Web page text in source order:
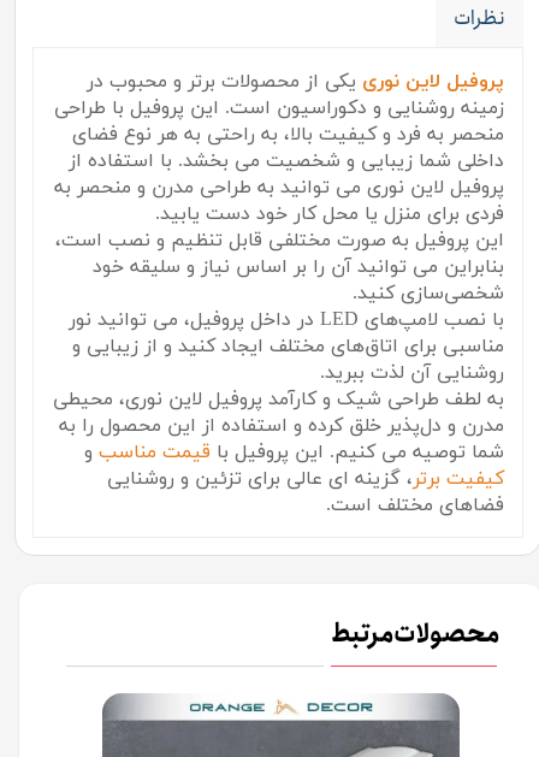
نظرات
پروفیل لاین نوری یکی از محصولات برتر و محبوب در
زمینه روشنایی و دکوراسیون است. این پروفیل با طراحی
منحصر به فرد و کیفیت بالا، به راحتی به هر نوع فضای
داخلی شما زیبایی و شخصیت می بخشد. با استفاده از
پروفیل لاین نوری می توانید به طراحی مدرن و منحصر به
فردی برای منزل یا محل کار خود دست یابید.
این پروفیل به صورت مختلفی قابل تنظیم و نصب است،
بنابراین می توانید آن را بر اساس نیاز و سلیقه خود
شخصی‌سازی کنید.
با نصب لامپ‌های LED در داخل پروفیل، می توانید نور
مناسبی برای اتاق‌های مختلف ایجاد کنید و از زیبایی و
روشنایی آن لذت ببرید.
به لطف طراحی شیک و کارآمد پروفیل لاین نوری، محیطی
مدرن و دل‌پذیر خلق کرده و استفاده از این محصول را به
شما توصیه می کنیم. این پروفیل با قیمت مناسب و
کیفیت برتر، گزینه ای عالی برای تزئین و روشنایی
فضاهای مختلف است.
محصولات مرتبط